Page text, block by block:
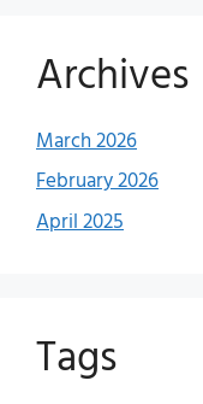
Archives
March 2026
February 2026
April 2025
Tags